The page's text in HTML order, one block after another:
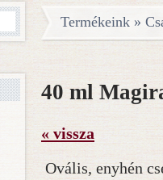
Termékeink »
40 ml
« vissza
Ovális, enyhén